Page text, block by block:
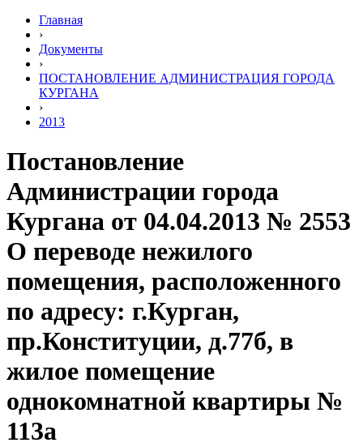
Главная
›
Документы
›
ПОСТАНОВЛЕНИЕ АДМИНИСТРАЦИЯ ГОРОДА
КУРГАНА
›
2013
Постановление
Администрации города
Кургана от 04.04.2013 № 2553
О переводе нежилого
помещения, расположенного
по адресу: г.Курган,
пр.Конституции, д.77б, в
жилое помещение
однокомнатной квартиры №
113а